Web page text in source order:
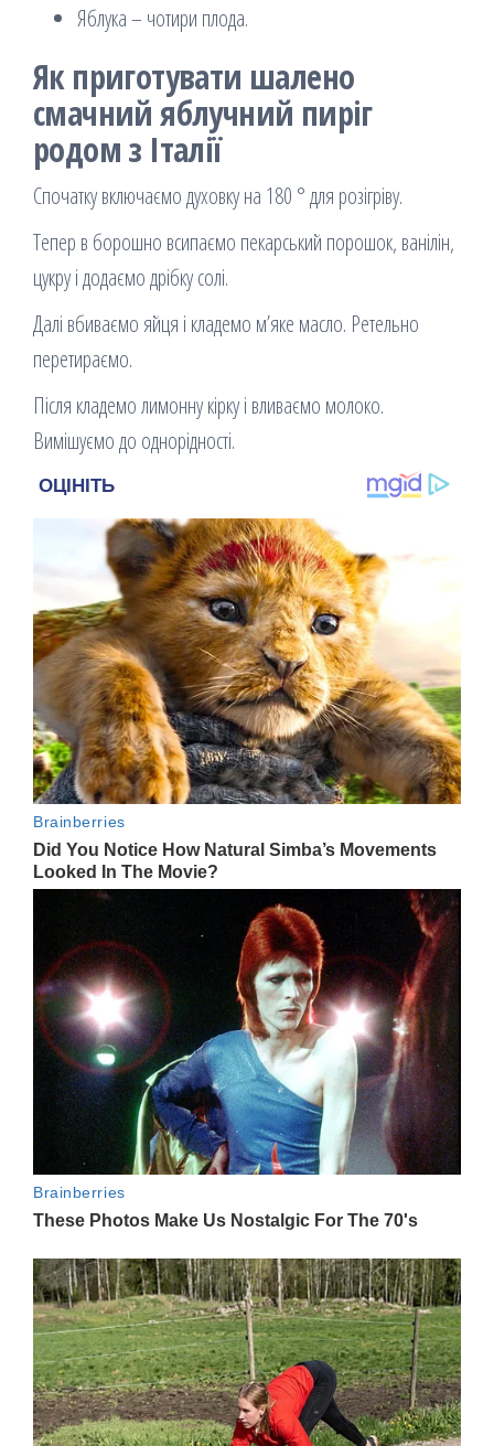
Яблука – чотири плода.
Як приготувати шалено
смачний яблучний пиріг
родом з Італії
Спочатку включаємо духовку на 180 ° для розігріву.
Тепер в борошно всипаємо пекарський порошок, ванілін,
цукру і додаємо дрібку солі.
Далі вбиваємо яйця і кладемо м’яке масло. Ретельно
перетираємо.
Після кладемо лимонну кірку і вливаємо молоко.
Вимішуємо до однорідності.